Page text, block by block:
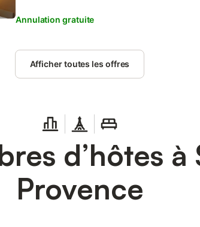
Annulation gratuite
Afficher toutes les offres
d’hôtes
Provence